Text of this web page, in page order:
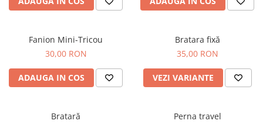
Fanion Mini-Tricou
30,00 RON
ADAUGA IN COS
Bratara fixă
35,00 RON
VEZI VARIANTE
Bratară
Perna travel